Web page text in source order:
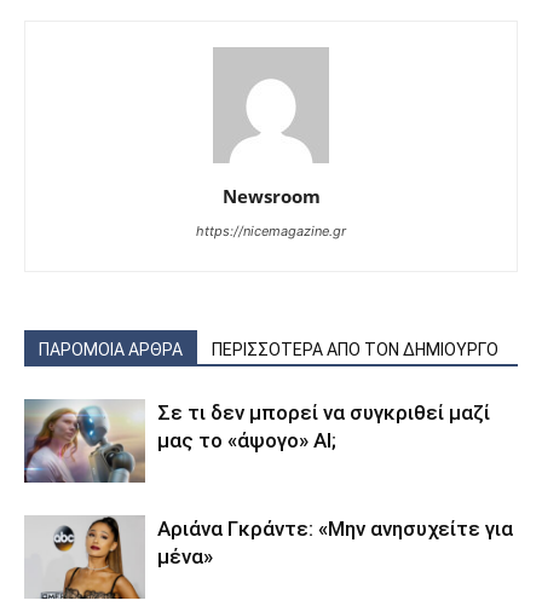
Newsroom
https://nicemagazine.gr
ΠΑΡΟΜΟΙΑ ΑΡΘΡΑ ΠΕΡΙΣΣΟΤΕΡΑ ΑΠΟ ΤΟΝ ΔΗΜΙΟΥΡΓΟ
Σε τι δεν μπορεί να συγκριθεί μαζί
μας το «άψογο» AI;
Αριάνα Γκράντε: «Μην ανησυχείτε για
μένα»